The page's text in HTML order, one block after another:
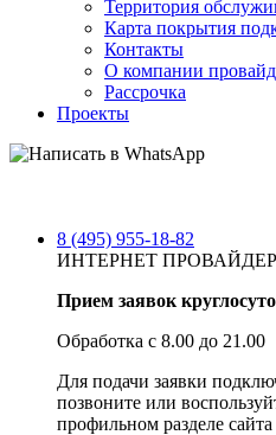
Территория
Карта покрытия
Контакты
О компании
Рассрочка
Проекты
8 (495) 955-18-82
ИНТЕРНЕТ ПРОВАЙДЕР
Прием заявок
Обработка с 8.00 до 21.00
Для подачи заявки
позвоните или
профильном разделе сайта